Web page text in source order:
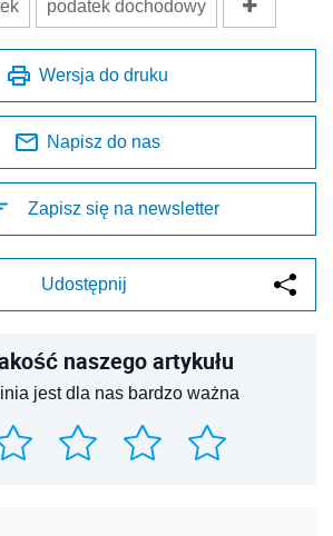
podatek dochodowy
Wersja do druku
Napisz do nas
Zapisz się na newsletter
Udostępnij
naszego artykułu
jest dla nas bardzo ważna